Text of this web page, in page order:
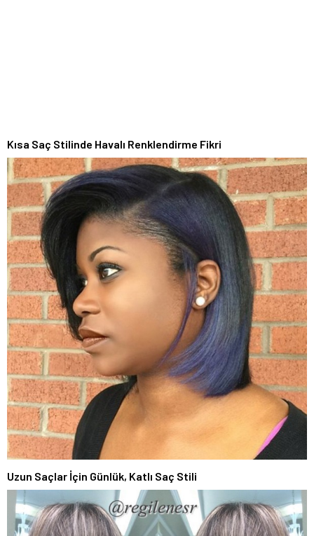
Kısa Saç Stilinde Havalı Renklendirme Fikri
Uzun Saçlar İçin Günlük, Katlı Saç Stili